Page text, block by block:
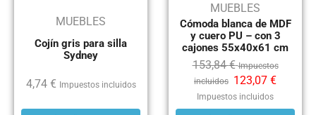
MUEBLES
Cojín gris para silla
Sydney
4,74 € Impuestos incluidos
MUEBLES
Cómoda blanca de MDF
y cuero PU – con 3
cajones 55x40x61 cm
153,84€ Impuestos
incluidos 123,07 €
Impuestos incluidos